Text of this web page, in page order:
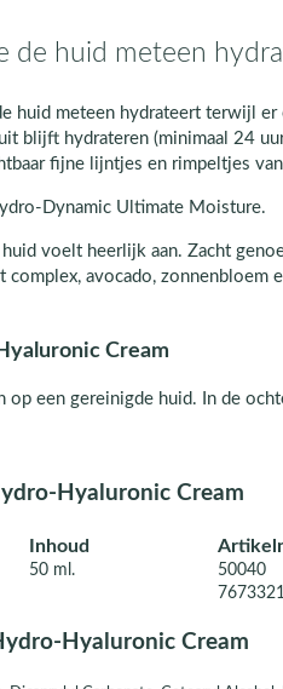
de huid meteen
huid meteen hydrateert terwijl er
blijft hydrateren (minimaal 24
fijne lijntjes en rimpeltjes
Dynamic Ultimate Moisture.
voelt heerlijk aan. Zacht
avocado, zonnenbloem
Cream
op een gereinigde huid. In de
Hyaluronic Cream
Inhoud
50 ml.
50040
Hyaluronic Cream